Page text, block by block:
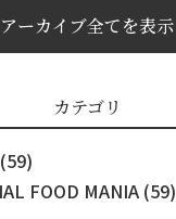
アーカイブ全てを表示
カテゴリ
FOOD MANIA (59)